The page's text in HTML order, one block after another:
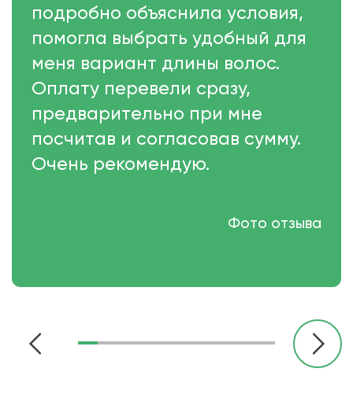
подробно объяснила условия,
помогла выбрать удобный для
меня вариант длины волос.
Оплату перевели сразу,
предварительно при мне
посчитав и согласовав сумму.
Очень рекомендую.
Фото отзыва